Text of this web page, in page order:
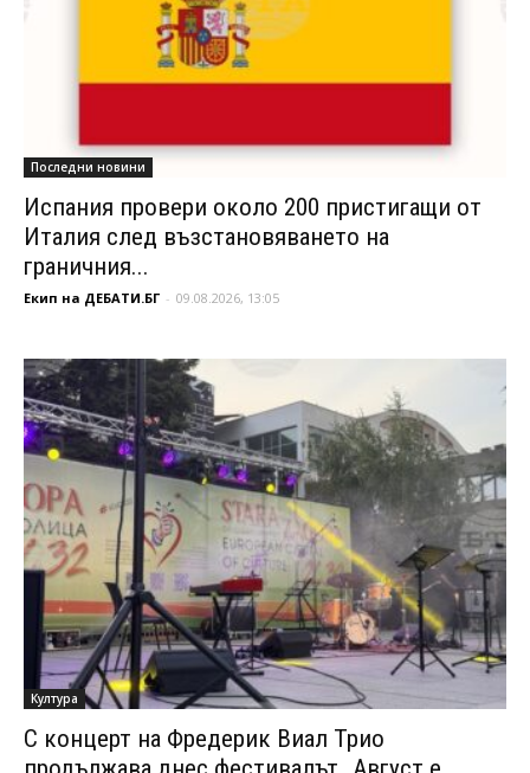
Последни новини
Испания провери около 200 пристигащи от
Италия след възстановяването на
граничния...
Екип на ДЕБАТИ.БГ - 09.08.2026, 13:05
Култура
С концерт на Фредерик Виал Трио